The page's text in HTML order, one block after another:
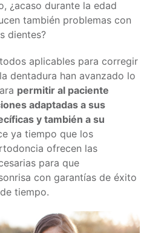
¿acaso durante la edad
también problemas con
dientes?
aplicables para corregir
dentadura han avanzado lo
permitir al paciente
adaptadas a sus
y también a su
ya tiempo que los
ofrecen las
para que
con garantías de éxito
tiempo.